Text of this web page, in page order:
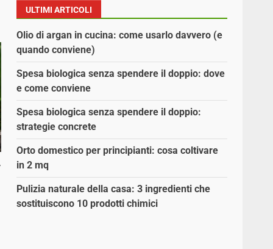
ULTIMI ARTICOLI
Olio di argan in cucina: come usarlo davvero (e
quando conviene)
Spesa biologica senza spendere il doppio: dove
e come conviene
Spesa biologica senza spendere il doppio:
strategie concrete
Orto domestico per principianti: cosa coltivare
in 2 mq
Pulizia naturale della casa: 3 ingredienti che
sostituiscono 10 prodotti chimici